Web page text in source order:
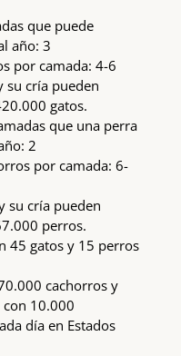
que puede
año: 3
por camada: 4-6
su cría pueden
gatos.
que una perra
2
por camada: 6-
su cría pueden
perros.
45 gatos y 15 perros
cachorros y
10.000
día en Estados